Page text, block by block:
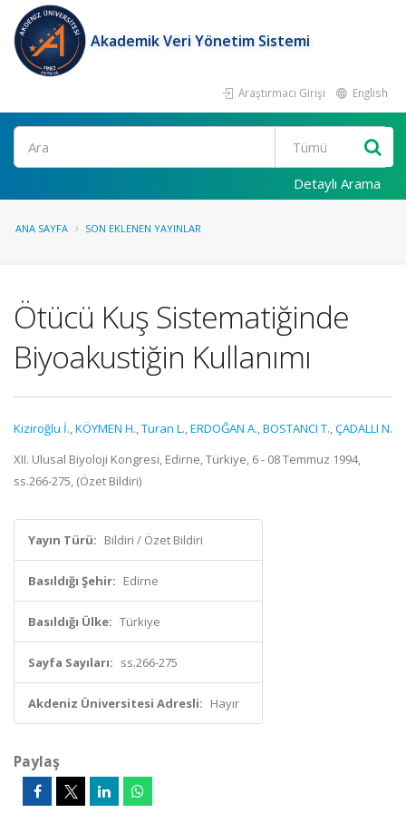
Akademik Veri Yönetim Sistemi
Araştırmacı Girişi English
Ara
Detaylı Arama
ANA SAYFA SON EKLENEN YAYINLAR
Ötücü Kuş Sistematiğinde
Biyoakustiğin Kullanımı
Kiziroğlu İ.,KÖYMEN H.,Turan L.,ERDOĞAN A.,BOSTANCI T.,ÇADALLI N.
XII. Ulusal Biyoloji Kongresi, Edirne, Türkiye, 6 - 08 Temmuz 1994,
ss.266-275, (Özet Bildiri)
Yayın Türü: Bildiri / Özet Bildiri
Basıldığı Şehir: Edirne
Basıldığı Ülke: Türkiye
Sayfa Sayıları: ss.266-275
Akdeniz Üniversitesi Adresli: Hayır
Paylaş